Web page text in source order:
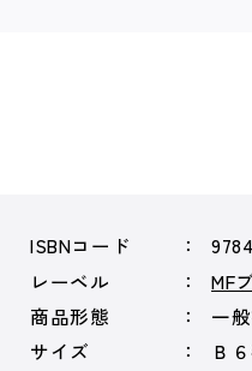
ISBNコード
レーベル
MF
商品形態
一
サイズ
Ｂ